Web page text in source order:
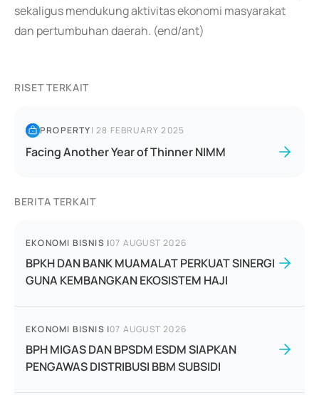
sekaligus mendukung aktivitas ekonomi masyarakat
dan pertumbuhan daerah. (end/ant)
RISET TERKAIT
PROPERTY|28 FEBRUARY 2025
Facing Another Year of Thinner NIMM
BERITA TERKAIT
EKONOMI BISNIS |07 AUGUST 2026
BPKH DAN BANK MUAMALAT PERKUAT SINERGI
GUNA KEMBANGKAN EKOSISTEM HAJI
EKONOMI BISNIS |07 AUGUST 2026
BPH MIGAS DAN BPSDM ESDM SIAPKAN
PENGAWAS DISTRIBUSI BBM SUBSIDI